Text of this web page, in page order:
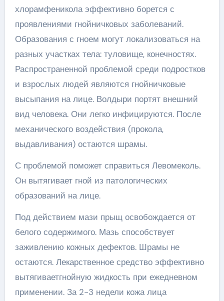
хлорамфеникола эффективно борется с
проявлениями гнойничковых заболеваний.
Образования с гноем могут локализоваться на
разных участках тела: туловище, конечностях.
Распространенной проблемой среди подростков
и взрослых людей являются гнойничковые
высыпания на лице. Волдыри портят внешний
вид человека. Они легко инфицируются. После
механического воздействия (прокола,
выдавливания) остаются шрамы.
С проблемой поможет справиться Левомеколь.
Он вытягивает гной из патологических
образований на лице.
Под действием мази прыщ освобождается от
белого содержимого. Мазь способствует
заживлению кожных дефектов. Шрамы не
остаются. Лекарственное средство эффективно
вытягиваетгнойную жидкость при ежедневном
применении. За 2-3 недели кожа лица